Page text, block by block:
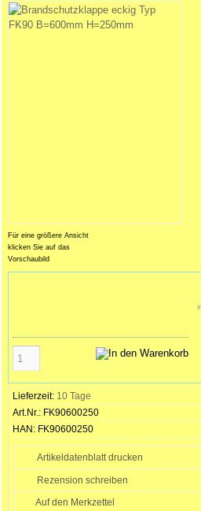
Für eine größere Ansicht
klicken Sie auf das
Vorschaubild
Lieferzeit: 10 Tage
Art.Nr.: FK90600250
HAN: FK90600250
Artikeldatenblatt drucken
Rezension schreiben